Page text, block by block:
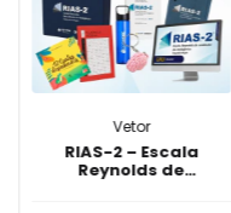
Vetor
RIAS-2 – Escala
Reynolds de